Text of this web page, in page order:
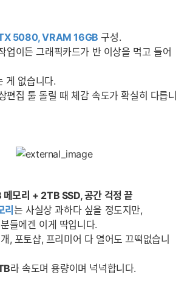
5080, VRAM 16GB 구성.
업이든 그래픽카드가 반 이상을 먹고 들어
게 없습니다.
편집 툴 돌릴 때 체감 속도가 확실히 다릅니
모리 + 2TB SSD, 공간 걱정 끝
는 사실상 과하다 싶을 정도지만,
들에겐 이게 딱입니다.
, 포토샵, 프리미어 다 열어도 끄떡없습니
라 속도며 용량이며 넉넉합니다.